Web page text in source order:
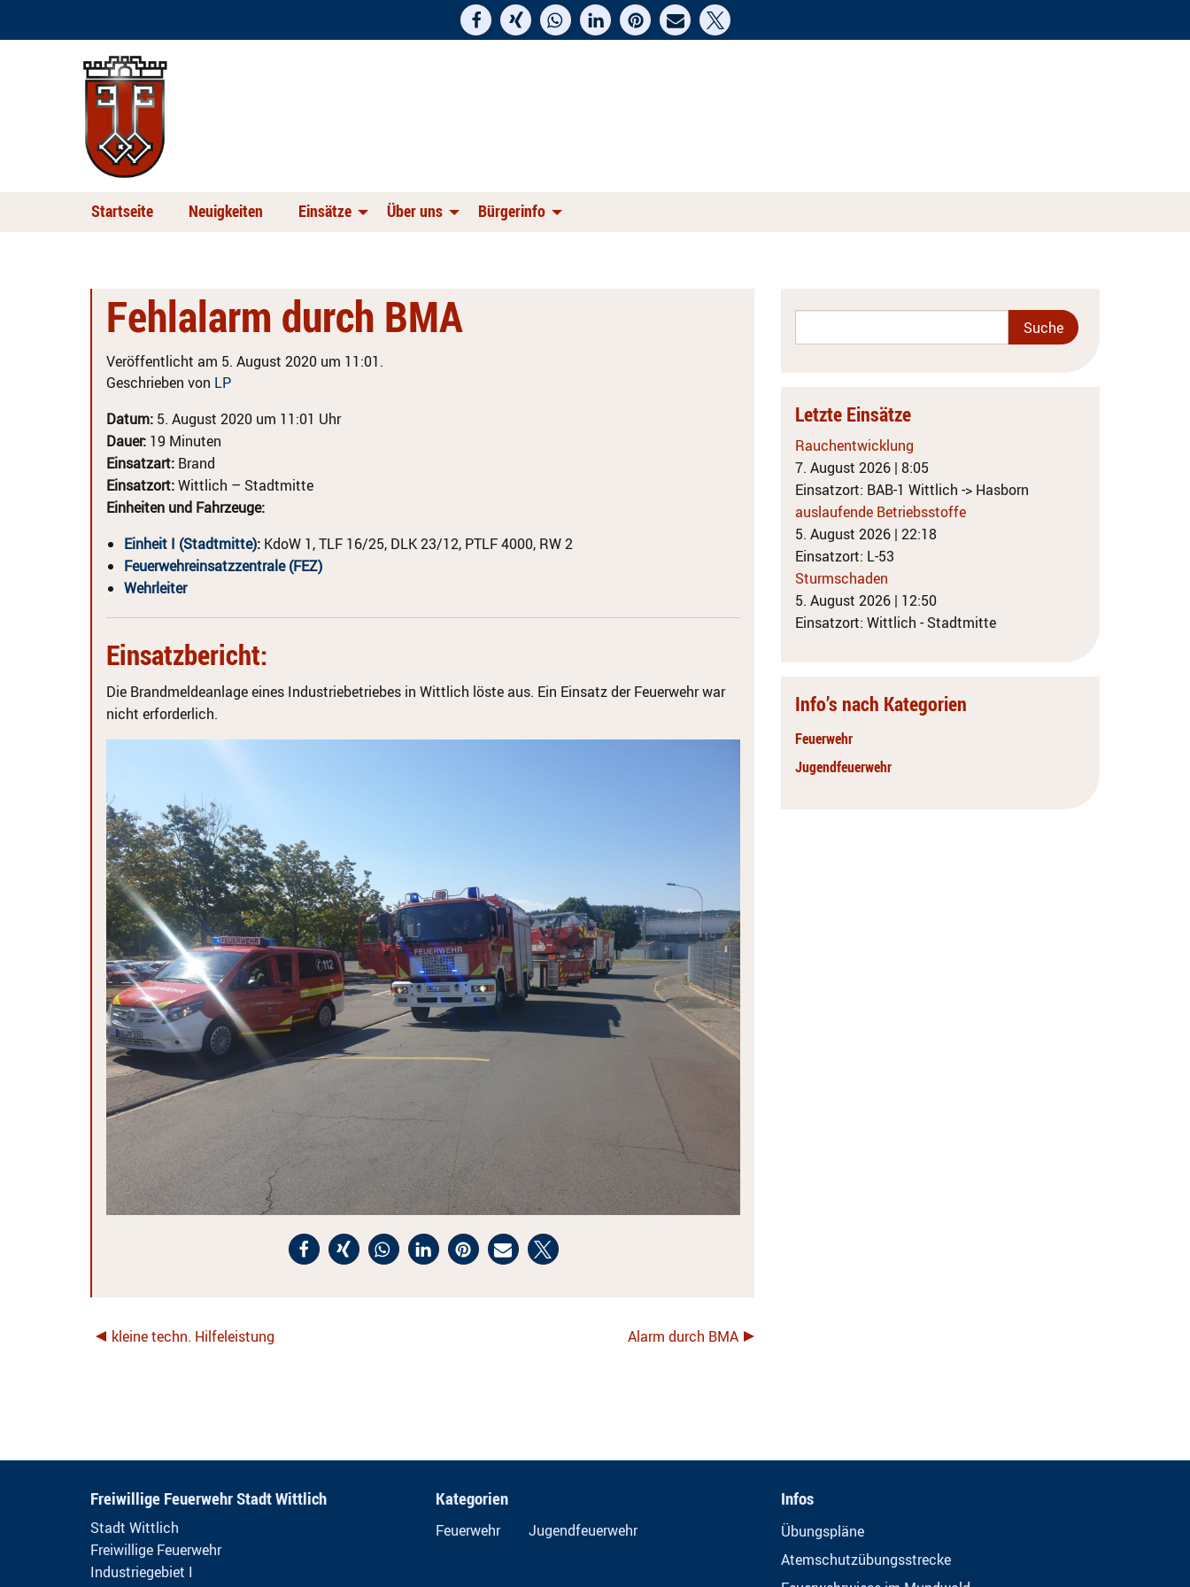
Startseite Neuigkeiten Einsätze Über uns Bürgerinfo
Fehlalarm durch BMA
Veröffentlicht am 5. August 2020 um 11:01.
Geschrieben von LP
Datum: 5. August 2020 um 11:01 Uhr
Dauer: 19 Minuten
Einsatzart: Brand
Einsatzort:Wittlich – Stadtmitte
Einheiten und Fahrzeuge:
Einheit I (Stadtmitte): KdoW 1, TLF 16/25, DLK 23/12, PTLF 4000, RW 2
Feuerwehreinsatzzentrale (FEZ)
Wehrleiter
Einsatzbericht:
Die Brandmeldeanlage eines Industriebetriebes in Wittlich löste aus. Ein Einsatz der Feuerwehr war
nicht erforderlich.
kleine techn. Hilfeleistung Alarm durch BMA
Letzte Einsätze
Rauchentwicklung
7. August 2026 | 8:05
Einsatzort: BAB-1 Wittlich -> Hasborn
auslaufende Betriebsstoffe
5. August 2026 | 22:18
Einsatzort: L-53
Sturmschaden
5. August 2026 | 12:50
Einsatzort: Wittlich - Stadtmitte
Info’s nach Kategorien
Feuerwehr
Jugendfeuerwehr
Freiwillige Feuerwehr Stadt Wittlich
Stadt Wittlich
Freiwillige Feuerwehr
Industriegebiet I
Kategorien
Feuerwehr Jugendfeuerwehr
Infos
Übungspläne
Atemschutzübungsstrecke